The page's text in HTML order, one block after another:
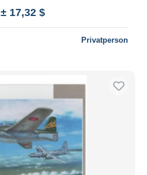
± 17,32 $
Privatperson